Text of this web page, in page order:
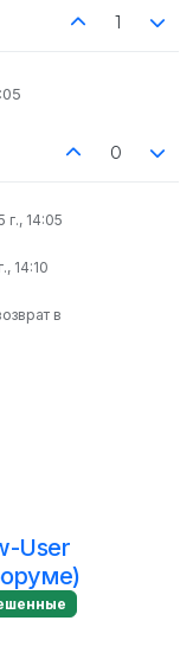
1
0
г., 14:05
14:10
в
User